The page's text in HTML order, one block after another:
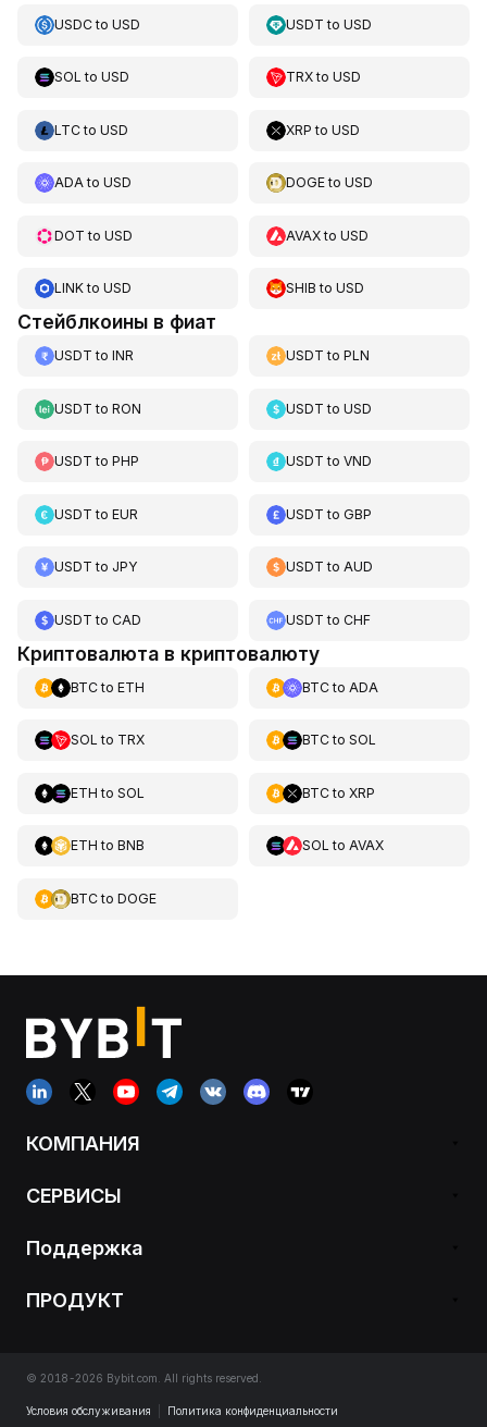
USDCto USD USDT toUSD
SOL to USD TRXtoUSD
LTCto USD XRP toUSD
ADAto USD DOGEtoUSD
DOT to USD AVAXtoUSD
LINKto USD SHIB toUSD
Стейблкоины в фиат
USDT to INR USDT toPLN
USDT to RON USDT toUSD
USDT to PHP USDT toVND
USDT to EUR USDT toGBP
USDT to JPY USDT toAUD
USDT to CAD USDT toCHF
Криптовалюта в криптовалюту
BTCto ETH BTCto ADA
SOL to TRX BTCto SOL
ETH to SOL BTCto XRP
ETH to BNB SOL to AVAX
BTCto DOGE
КОМПАНИЯ
СЕРВИСЫ
Поддержка
ПРОДУКТ
© 2018-2026 Bybit.com. All rights reserved.
Условия обслуживания Политика конфиденциальности